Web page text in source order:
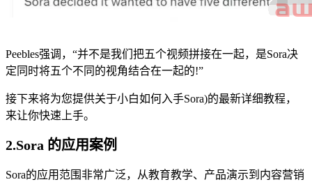
Peebles强调，“并不是我们把五个视频拼接在一起，是Sora决
定同时将五个不同的视角结合在一起的!”
接下来将为您提供关于小白如何入手Sora)的最新详细教程，
来让你快速上手。
2.Sora 的应用案例
Sora的应用范围非常广泛，从教育教学、产品演示到内容营销